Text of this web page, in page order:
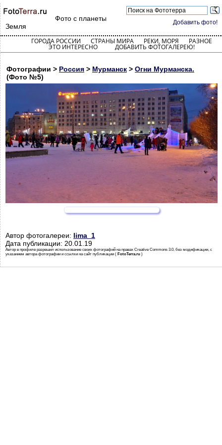
Добавить фото!
Фото с планеты
Земля
ГОРОДА РОССИИ СТРАНЫ МИРА РЕКИ, МОРЯ РАЗНОЕ
ЭТО ИНТЕРЕСНО ДОБАВИТЬ ФОТОГАЛЕРЕЮ!
Фотографии > Россия > Мурманск > Огни Мурманска.
(Фото №5)
Автор фотогалереи: lima_1
Дата публикации: 20.01.19
Автор в профиле разрешил использование своих фотографий на правах Creative Commons 3.0, без модификации, с
указанием автора фотографии и ссылки на сайт публикации ( FotoTerra.ru )